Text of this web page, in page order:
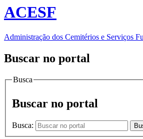
ACESF
Administração dos Cemitérios e Serviços
Buscar no portal
Busca
Buscar no portal
Busca: